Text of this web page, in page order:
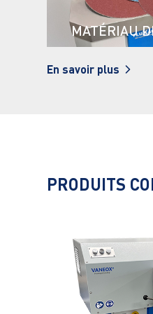
MATÉRIAU
En savoir plus
PRODUITS